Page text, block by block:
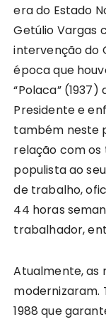
era do Estado
Getúlio Vargas
intervenção do
época que
“Polaca”
Presidente e
também neste
relação com
populista ao
de trabalho,
44 horas
trabalhador,
Atualmente, as
modernizaram.
1988 que